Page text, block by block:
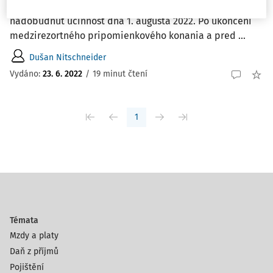
nadobudnúť účinnosť dňa 1. augusta 2022. Po ukončení
medzirezortného pripomienkového konania a pred ...
Dušan Nitschneider
Vydáno: 23. 6. 2022 / 19 minut čtení
1
Témata
Mzdy a platy
Daň z příjmů
Pojištění